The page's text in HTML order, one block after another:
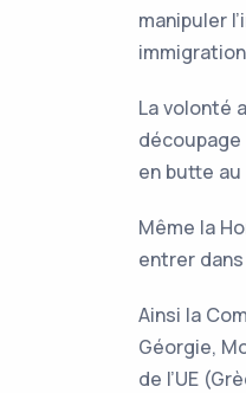
manipuler
La volonté
en butte
Même la
entrer dans
Ainsi la
Géorgie,
de l’UE